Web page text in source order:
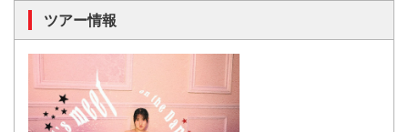
ツアー情報